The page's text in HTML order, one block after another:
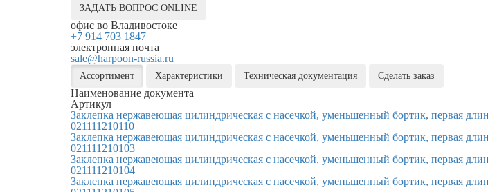
ЗАДАТЬ ВОПРОС ONLINE
офис во Владивостоке
+7 914 703 1847
электронная почта
sale@harpoon-russia.ru
Ассортимент Характеристики Техническая документация Сделать заказ
Наименование документа
Артикул
Заклепка нержавеющая цилиндрическая с насечкой, уменьшенный бортик, первая
021111210110
Заклепка нержавеющая цилиндрическая с насечкой, уменьшенный бортик, первая
021111210103
Заклепка нержавеющая цилиндрическая с насечкой, уменьшенный бортик, первая
021111210104
Заклепка нержавеющая цилиндрическая с насечкой, уменьшенный бортик, первая